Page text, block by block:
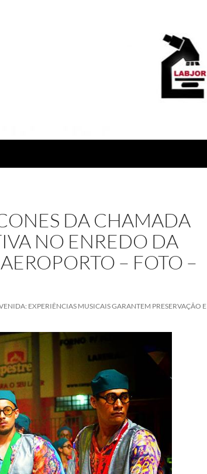
DA CHAMADA
NO ENREDO DA
– FOTO –
EXPERIÊNCIAS MUSICAIS GARANTEM PRESERVAÇÃO E